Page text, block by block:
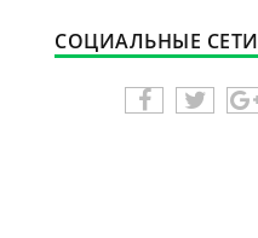
СОЦИАЛЬНЫЕ СЕТИ